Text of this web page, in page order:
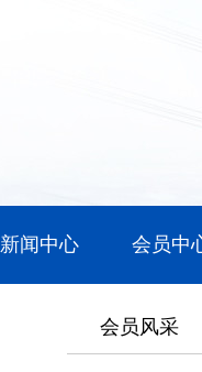
新闻中心 会员中
会员风采